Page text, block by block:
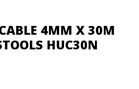
4MM X 30M
HUC30N